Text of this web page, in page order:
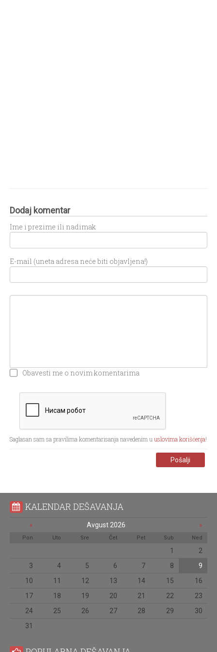
Dodaj komentar
Ime i prezime ili nadimak
E-mail (uneta adresa neće biti objavljena!)
Obavesti me o novim komentarima
Saglasan sam sa pravilima komentarisanja navedenim uuslovima korišćenja!
Pošalji
KALENDAR DEŠAVANJA
« Avgust 2026 »
Pon Uto Sre Čet Pet Sub Ned
1
2
3
4 5 6 7 8
9
10
11 12 13 14 15
16
17
18 19 20 21 22
23
24
25 26 27 28 29
30
31